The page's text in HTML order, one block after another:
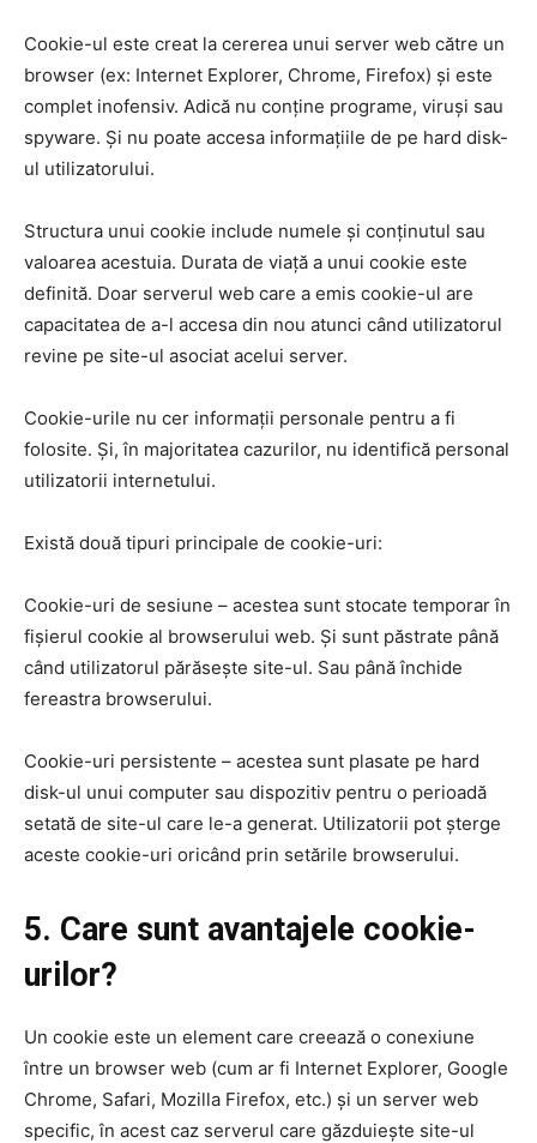
Cookie-ul este creat la cererea unui server web către un
browser (ex: Internet Explorer, Chrome, Firefox) și este
complet inofensiv. Adică nu conține programe, viruși sau
spyware. Și nu poate accesa informațiile de pe hard disk-
ul utilizatorului.
Structura unui cookie include numele și conținutul sau
valoarea acestuia. Durata de viață a unui cookie este
definită. Doar serverul web care a emis cookie-ul are
capacitatea de a-l accesa din nou atunci când utilizatorul
revine pe site-ul asociat acelui server.
Cookie-urile nu cer informații personale pentru a fi
folosite. Și, în majoritatea cazurilor, nu identifică personal
utilizatorii internetului.
Există două tipuri principale de cookie-uri:
Cookie-uri de sesiune – acestea sunt stocate temporar în
fișierul cookie al browserului web. Și sunt păstrate până
când utilizatorul părăsește site-ul. Sau până închide
fereastra browserului.
Cookie-uri persistente – acestea sunt plasate pe hard
disk-ul unui computer sau dispozitiv pentru o perioadă
setată de site-ul care le-a generat. Utilizatorii pot șterge
aceste cookie-uri oricând prin setările browserului.
5. Care sunt avantajele cookie-
urilor?
Un cookie este un element care creează o conexiune
între un browser web (cum ar fi Internet Explorer, Google
Chrome, Safari, Mozilla Firefox, etc.) și un server web
specific, în acest caz serverul care găzduiește site-ul